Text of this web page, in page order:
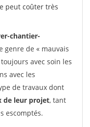
peut coûter très
chantier-
genre de « mauvais
avec soin les
avec les
de travaux dont
de leur projet, tant
escomptés.